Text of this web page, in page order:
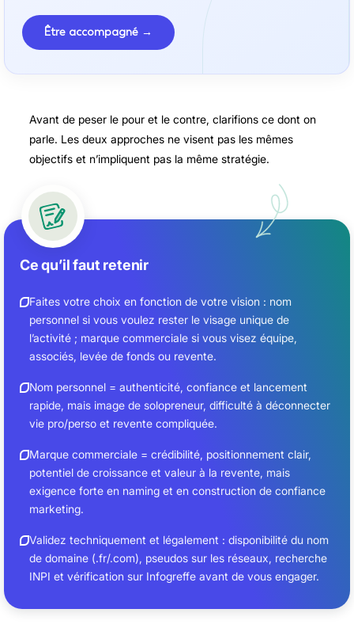
Être accompagné →
Avant de peser le pour et le contre, clarifions ce dont on
parle. Les deux approches ne visent pas les mêmes
objectifs et n’impliquent pas la même stratégie.
Ce qu’il faut retenir
Faites votre choix en fonction de votre vision : nom
personnel si vous voulez rester le visage unique de
l’activité ; marque commerciale si vous visez équipe,
associés, levée de fonds ou revente.
Nom personnel = authenticité, confiance et lancement
rapide, mais image de solopreneur, difficulté à déconnecter
vie pro/perso et revente compliquée.
Marque commerciale = crédibilité, positionnement clair,
potentiel de croissance et valeur à la revente, mais
exigence forte en naming et en construction de confiance
marketing.
Validez techniquement et légalement : disponibilité du nom
de domaine (.fr/.com), pseudos sur les réseaux, recherche
INPI et vérification sur Infogreffe avant de vous engager.